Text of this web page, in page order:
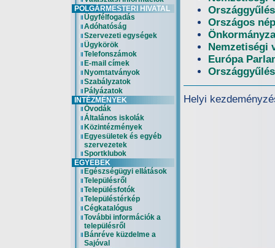
POLGÁRMESTERI HIVATAL
Ügyfélfogadás
Adóhatóság
Szervezeti egységek
Ügykörök
Telefonszámok
E-mail címek
Nyomtatványok
Szabályzatok
Pályázatok
INTÉZMÉNYEK
Óvodák
Általános iskolák
Közintézmények
Egyesületek és egyéb
szervezetek
Sportklubok
EGYEBEK
Egészségügyi ellátások
Településről
Településfotók
Településtérkép
Cégkatalógus
További információk a
településről
Bánréve küzdelme a
Sajóval
Országos
Nemzetiségi
Európa
Helyi